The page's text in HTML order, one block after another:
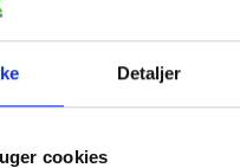
Detaljer
cookies
ca. 1000 kg
Læg i kurv